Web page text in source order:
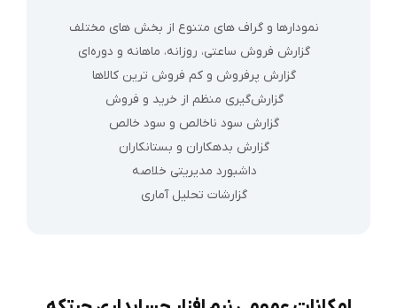
نمودارها و گراف‌ های متنوع از بخش‌ های مختلف
گزارش فروش ساعتی، روزانه، ماهانه و دوره‌ای
گزارش پرفروش‌ و کم فروش ترین کالاها
گزارش‌گیری منظم از خرید و فروش
گزارش سود ناخالص و سود خالص
گزارش بدهکاران و بستانکاران
داشبورد مدیریتی خلاصه
گزارشات تحلیل آماری